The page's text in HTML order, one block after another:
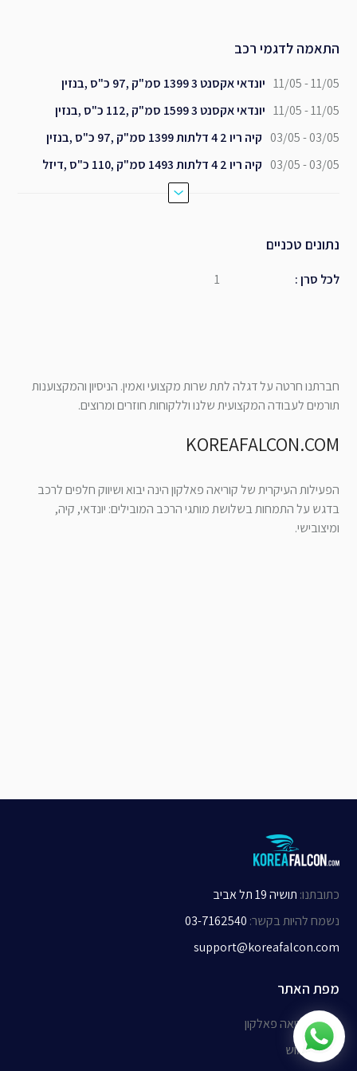
התאמה לדגמי רכב
יונדאי אקסנט 3 1399 סמ"ק ,97 כ"ס ,בנזין 11/05 - 11/05
יונדאי אקסנט 3 1599 סמ"ק ,112 כ"ס ,בנזין 11/05 - 11/05
קיה ריו 2 4 דלתות 1399 סמ"ק ,97 כ"ס ,בנזין 03/05 - 03/05
קיה ריו 2 4 דלתות 1493 סמ"ק ,110 כ"ס ,דיזל 03/05 - 03/05
נתונים טכניים
1 :לכל סרן
חברתנו חרטה על דגלה לתת שרות מקצועי ואמין. הניסיון והמקצוענות
תורמים לעבודה המקצועית שלנו וללקוחות חוזרים ומרוצים.
KOREAFALCON.COM
הפעילות העיקרית של קוריאה פאלקון הינה יבוא ושיווק חלפים לרכב
בדגש על התמחות בשלושת מותגי הרכב המובילים: יונדאי, קיה,
ומיצובישי.
מפת האתר
אודות קוריאה פאלקון
תנאי שימוש
תושיה 19 תל אביב :כתובתנו
03-7162540 :נשמח להיות בקשר
support@koreafalcon.com